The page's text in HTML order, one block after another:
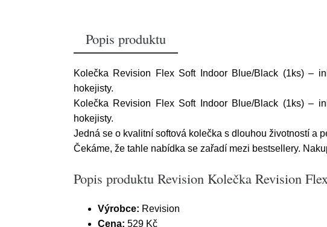
Popis produktu
Kolečka Revision Flex Soft Indoor Blue/Black (1ks) –
hokejisty.
Kolečka Revision Flex Soft Indoor Blue/Black (1ks) –
hokejisty.
Jedná se o kvalitní softová kolečka s dlouhou životností a
Čekáme, že tahle nabídka se zařadí mezi bestsellery.
Popis produktu Revision Kolečka Revision
Výrobce: Revision
Cena: 529 Kč